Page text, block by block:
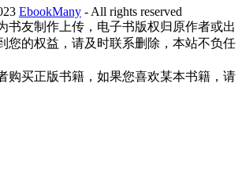
EbookMany - All rights reserved
书友制作上传，电子书版权归原作者或出
您的权益，请及时联系删除，本站不负任
购买正版书籍，如果您喜欢某本书籍，请